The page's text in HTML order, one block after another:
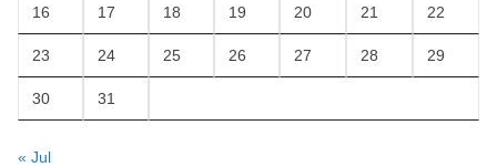
16 17 18 19 20 21 22
23 24 25 26 27 28 29
30 31
« Jul